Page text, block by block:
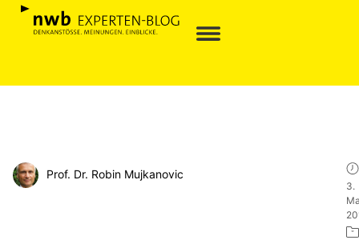
Prof. Dr. Robin Mujkanovic
3.